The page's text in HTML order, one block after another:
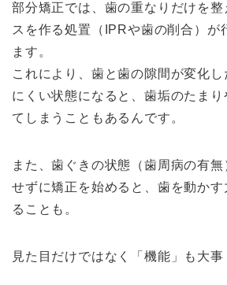
部分矯正では、歯の重なりだけを
スを作る処置（IPRや歯の削合）が
ます。
これにより、歯と歯の隙間が変化
にくい状態になると、歯垢のたまり
てしまうこともあるんです。
また、歯ぐきの状態（歯周病の有
せずに矯正を始めると、歯を動か
ることも。
見た目だけではなく「機能」も大事